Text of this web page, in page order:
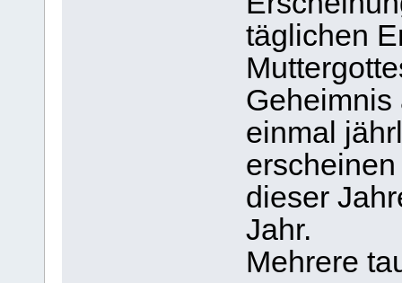
täglichen
Geheimnis
einmal
dieser
Jahr.
Mehrere